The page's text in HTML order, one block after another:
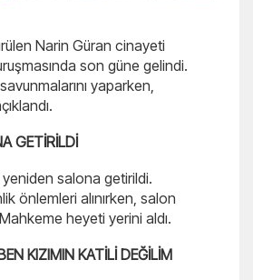
Narin Güran cinayeti
son güne gelindi.
yaparken,
GETİRİLDİ
yeniden salona getirildi.
önlemleri alınırken, salon
heyeti yerini aldı.
KIZIMIN KATİLİ DEĞİLİM